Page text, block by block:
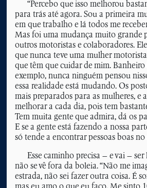
“Percebo que isso melhorou
para trás até agora. Sou a primeira
em que trabalho e lá todos me
Mas foi uma mudança muito grande
outros motoristas e colaboradores.
que nunca teve uma mulher
que têm que cuidar de mim.
exemplo, nunca ninguém pensou
essa realidade está mudando. Os
mais preparados para as mulheres, e
melhorar a cada dia, pois tem
Tem muita gente que admira, dá os
E se a gente está fazendo a nossa
só tende a encontrar pessoas boas no
Esse caminho precisa – e vai –
não se vê fora da boleia. “Não me
estrada, não sei fazer outra coisa. É